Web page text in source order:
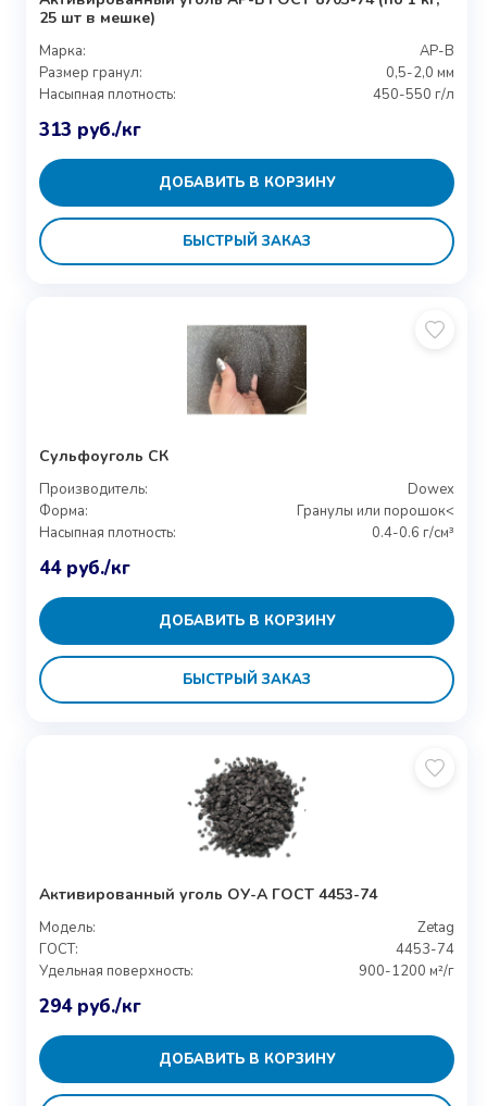
25 шт в мешке)
Марка:
АР-В
Размер гранул:
0,5-2,0 мм
Насыпная плотность:
450-550 г/л
313 руб./кг
ДОБАВИТЬ В КОРЗИНУ
БЫСТРЫЙ ЗАКАЗ
Сульфоуголь СК
Производитель:
Dowex
Форма:
Гранулы или порошок<
Насыпная плотность:
0.4-0.6 г/см³
44 руб./кг
ДОБАВИТЬ В КОРЗИНУ
БЫСТРЫЙ ЗАКАЗ
Активированный уголь ОУ-А ГОСТ 4453-74
Модель:
Zetag
ГОСТ:
4453-74
Удельная поверхность:
900-1200 м²/г
294 руб./кг
ДОБАВИТЬ В КОРЗИНУ